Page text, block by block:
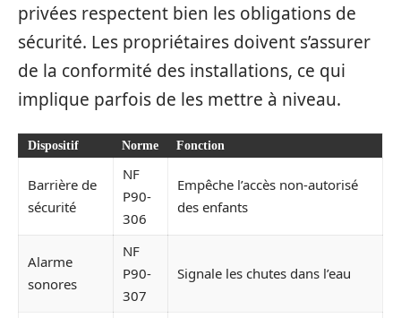
privées respectent bien les obligations de
sécurité. Les propriétaires doivent s’assurer
de la conformité des installations, ce qui
implique parfois de les mettre à niveau.
Dispositif Norme Fonction
Barrière de
sécurité
NF
P90-
306
Empêche l’accès non-autorisé
des enfants
Alarme
sonores
NF
P90-
307
Signale les chutes dans l’eau